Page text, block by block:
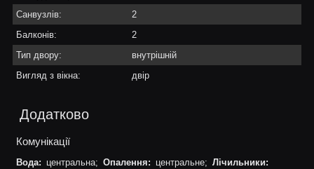
Санвузлів:
2
Балконів:
2
Тип двору:
внутрішній
Вигляд з вікна:
двір
Додатково
Комунікації
Вода: центральна; Опалення: центральне; Лічильники: